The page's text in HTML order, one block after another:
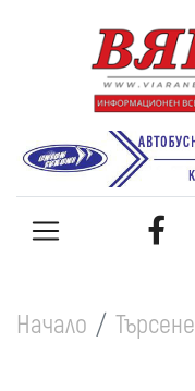
Начало Търсене